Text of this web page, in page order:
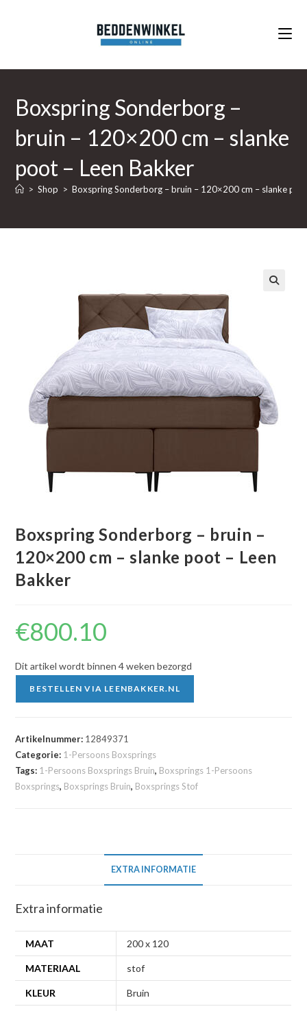
Boxspring Sonderborg –
bruin – 120×200 cm – slanke
poot – Leen Bakker
> Shop > Boxspring Sonderborg – bruin – 120×200 cm – slanke
Boxspring Sonderborg – bruin –
120×200 cm – slanke poot – Leen
Bakker
€800.10
Dit artikel wordt binnen 4 weken bezorgd
BESTELLEN VIA LEENBAKKER.NL
Artikelnummer: 12849371
Categorie: 1-Persoons Boxsprings
Tags: 1-Persoons Boxsprings Bruin, Boxsprings 1-Persoons
Boxsprings, Boxsprings Bruin, Boxsprings Stof
EXTRA INFORMATIE
Extra informatie
MAAT 200 x 120
MATERIAAL stof
KLEUR Bruin